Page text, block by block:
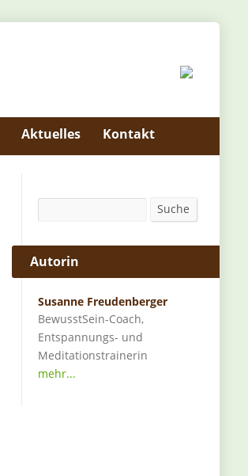
Aktuelles Kontakt
Suche
Autorin
Susanne Freudenberger
BewusstSein-Coach,
Entspannungs- und
Meditationstrainerin
mehr...